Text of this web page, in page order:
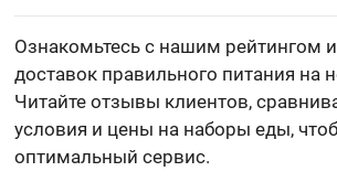
Ознакомьтесь с нашим рейтингом
доставок правильного питания на
Читайте отзывы клиентов,
условия и цены на наборы еды,
оптимальный сервис.